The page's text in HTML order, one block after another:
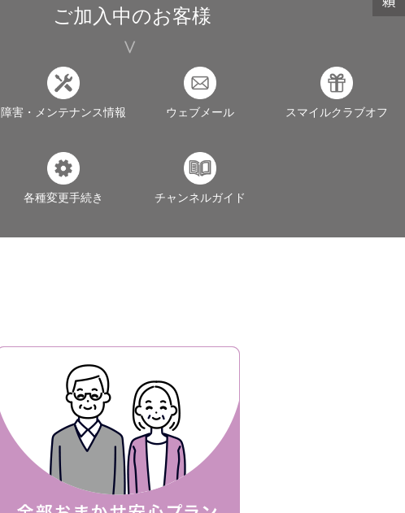
ご加入中のお客様
障害・メンテナンス情報 ウェブメール スマイルクラブオフ
各種変更手続き チャンネルガイド